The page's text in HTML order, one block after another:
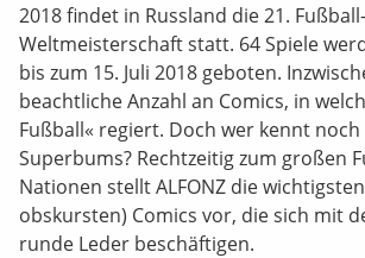
2018 findet in Russland die 21. Fußball-
Weltmeisterschaft statt. 64 Spiele
bis zum 15. Juli 2018 geboten.
beachtliche Anzahl an Comics, in
Fußball« regiert. Doch wer kennt
Superbums? Rechtzeitig zum großen
Nationen stellt ALFONZ die
obskursten) Comics vor, die sich mit
runde Leder beschäftigen.